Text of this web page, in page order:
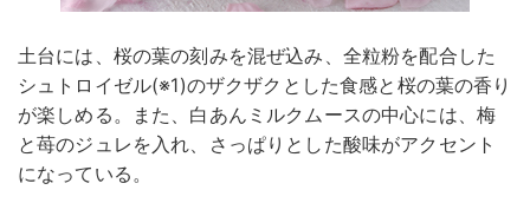
土台には、桜の葉の刻みを混ぜ込み、全粒粉を配合した
シュトロイゼル(※1)のザクザクとした食感と桜の葉の香り
が楽しめる。また、白あんミルクムースの中心には、梅
と苺のジュレを入れ、さっぱりとした酸味がアクセント
になっている。